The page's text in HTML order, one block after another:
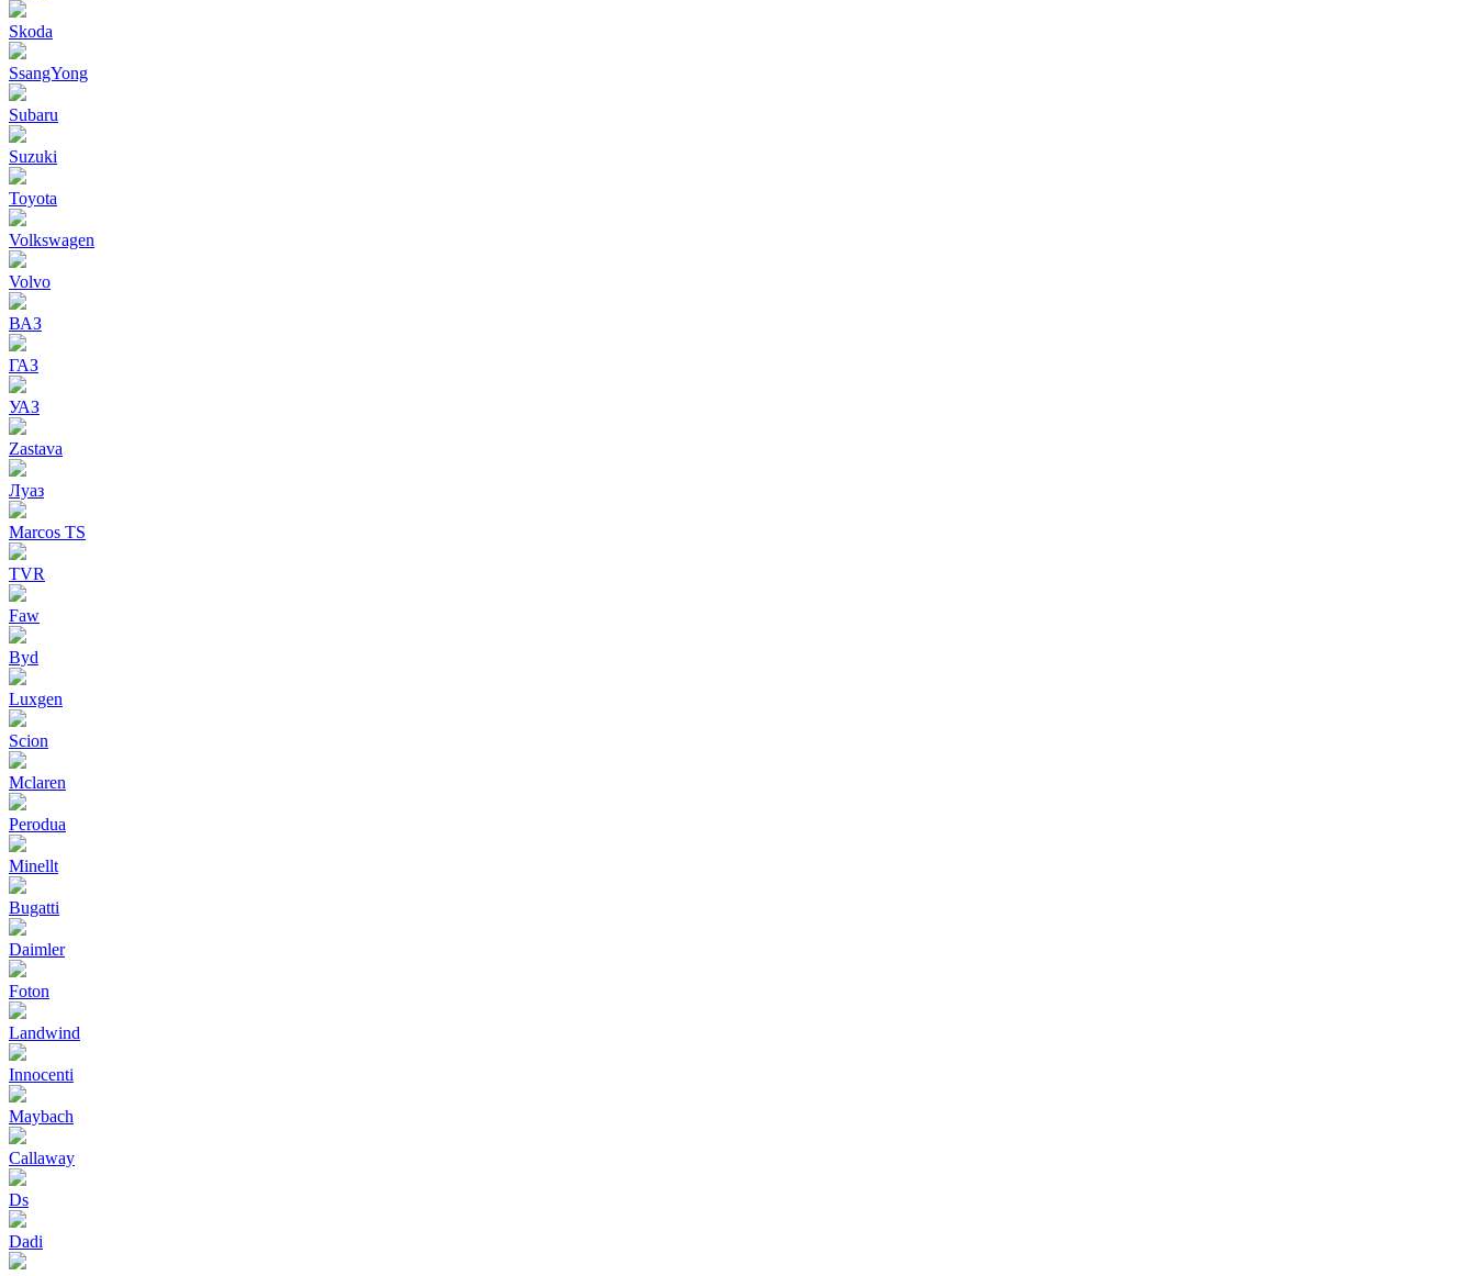
Skoda
SsangYong
Subaru
Suzuki
Toyota
Volkswagen
Volvo
ВАЗ
ГАЗ
УАЗ
Zastava
Луаз
Marcos TS
TVR
Faw
Byd
Luxgen
Scion
Mclaren
Perodua
Minellt
Bugatti
Daimler
Foton
Landwind
Innocenti
Maybach
Callaway
Ds
Dadi